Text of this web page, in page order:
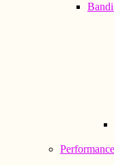
Performance